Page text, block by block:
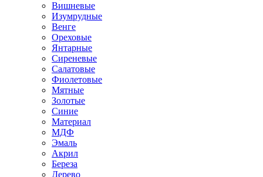
Вишневые
Изумрудные
Венге
Ореховые
Янтарные
Сиреневые
Салатовые
Фиолетовые
Мятные
Золотые
Синие
Материал
МДФ
Эмаль
Акрил
Береза
Дерево